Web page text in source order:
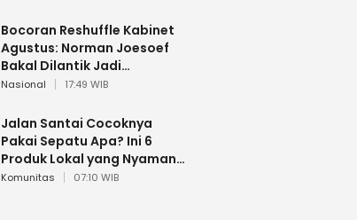
Bocoran Reshuffle Kabinet
Agustus: Norman Joesoef
Bakal Dilantik Jadi
Wamenhan RI
Nasional 17:49 WIB
Jalan Santai Cocoknya
Pakai Sepatu Apa? Ini 6
Produk Lokal yang Nyaman
Buat 17 Agustusan
Komunitas 07:10 WIB